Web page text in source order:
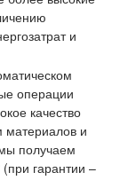
и
операции
качество
материалов и
получаем
гарантии –